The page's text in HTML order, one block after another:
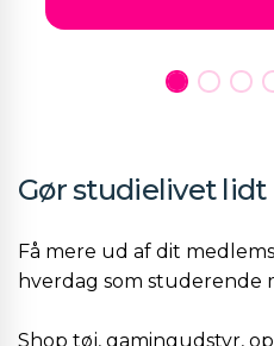
Gør studielivet
Få mere ud af dit
hverdag som studerende
Shop tøj, gamingudstyr,